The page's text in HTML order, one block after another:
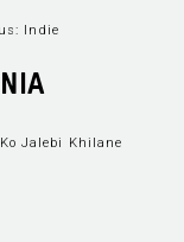
Indie
Jalebi Khilane